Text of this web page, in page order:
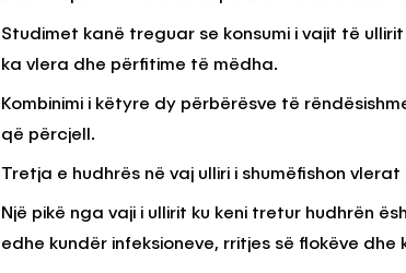
Studimet kanë treguar se konsumi i vajit të
ka vlera dhe përfitime të mëdha.
Kombinimi i këtyre dy përbërësve të
që përcjell.
Tretja e hudhrës në vaj ulliri i shumëfishon
Një pikë nga vaji i ullirit ku keni tretur hudhrën
edhe kundër infeksioneve, rritjes së flokëve dhe
7 QERSHOR, 2025